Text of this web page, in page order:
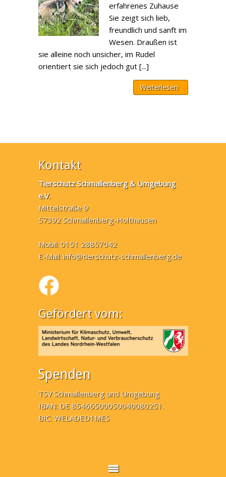
erfahrenes Zuhause
Sie zeigt sich lieb,
freundlich und sanft im
Wesen. Draußen ist
sie alleine noch unsicher, im Rudel
orientiert sie sich jedoch gut [...]
Weiterlesen
Kontakt
Tierschutz Schmallenberg & Umgebung
e.V.
Mittelstraße 9
57392 Schmallenberg-Holthausen
Mobil: 0151 28857042
E-Mail:info@tierschutz-schmallenberg.de
Gefördert vom:
Spenden
TSV Schmallenberg und Umgebung
IBAN: DE 85466500050040080251.
BIC: WELADED1MES